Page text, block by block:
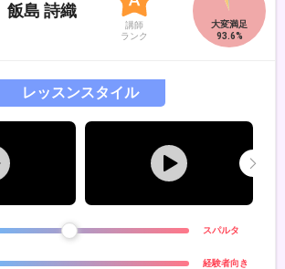
飯島 詩織
講師
ランク
レッスンスタイル
スパルタ
経験者向き